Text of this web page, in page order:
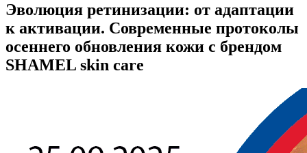
Эволюция ретинизации: от адаптации
к активации. Современные протоколы
осеннего обновления кожи с брендом
SHAMEL skin care